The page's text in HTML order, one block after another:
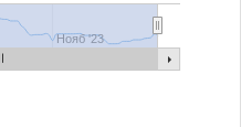
Нояб '23